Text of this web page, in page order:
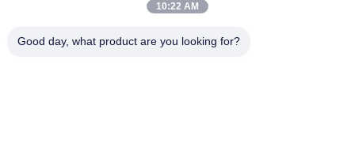
piccola induzione
induzione
10:22 AM
Good day, what product are you looking for?